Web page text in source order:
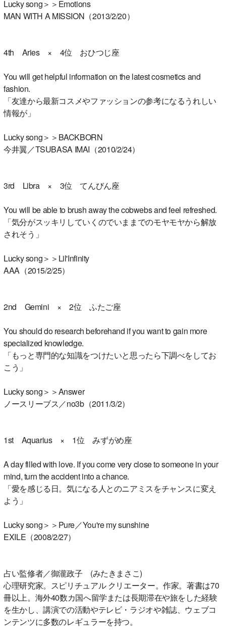
Lucky song＞＞Emotions
MAN WITH A MISSION（2013/2/20）
4th Aries × 4位 おひつじ座
You will get helpful information on the latest cosmetics and
fashion.
「友達から最新コスメやファッションの参考になるうれしい
情報が」
Lucky song＞＞BACKBORN
今井翼／TSUBASA IMAI（2010/2/24）
3rd Libra × 3位 てんびん座
You will be able to brush away the cobwebs and feel refreshed.
「気分がスッキリしていくのでいままでのモヤモヤから解放
されそう」
Lucky song＞＞Lil'Infinity
AAA（2015/2/25）
2nd Gemini × 2位 ふたご座
You should do research beforehand if you want to gain more
specialized knowledge.
「もっと専門的な知識をつけたいと思ったら下調べをしてお
こう」
Lucky song＞＞Answer
ノースリーブス／no3b（2011/3/2）
1st Aquarius × 1位 みずがめ座
A day filled with love. If you come very close to someone in your
mind, turn the accident into a chance.
「愛を感じる日。気になる人とのニアミスをチャンスに変え
よう」
Lucky song＞＞Pure／You're my sunshine
EXILE（2008/2/27）
占い監修者／御瀧政子 (みたきまさこ)
心理研究家。スピリチュアル クリエーター。作家。著書は70
冊以上。海外40数カ国へ留学または長期滞在や旅をした経験
を生かし、講演での活動やテレビ・ラジオや雑誌、ウェブコ
ンテンツに多数のレギュラーを持つ。